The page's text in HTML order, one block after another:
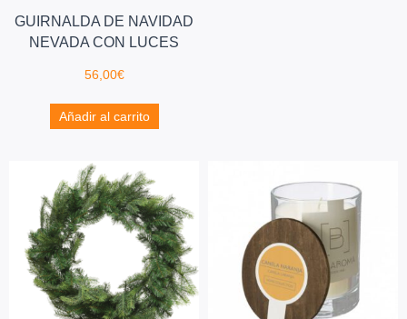
GUIRNALDA DE NAVIDAD
NEVADA CON LUCES
56,00€
Añadir al carrito